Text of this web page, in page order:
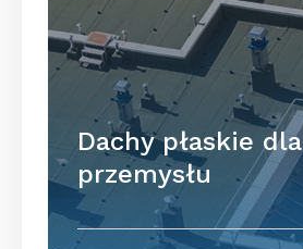
Dachy płaskie dla
przemysłu